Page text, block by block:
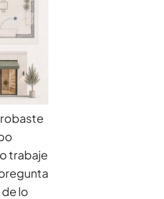
trabaje
lo